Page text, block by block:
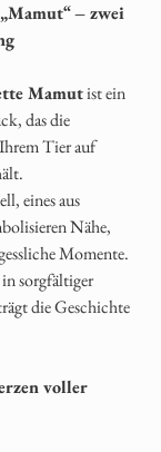
– zwei
Mamutist ein
das die
Tier auf
eines aus
Nähe,
Momente.
sorgfältiger
die Geschichte
voller